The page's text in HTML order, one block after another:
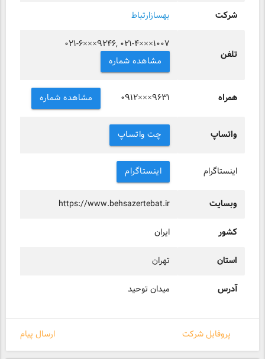
شرکت بهسازارتباط
تلفن
۰۲۱-۶×××۹۲۴۶, ۰۲۱-۴×××۱۰۰۷
مشاهده شماره
همراه ۰۹۱۲×××۹۶۳۱ مشاهده شماره
واتساپ چت واتساپ
اینستاگرام اینستاگرام
وبسایت https://www.behsazertebat.ir
کشور ایران
استان تهران
آدرس میدان توحید
ارسال پیام پروفایل شرکت